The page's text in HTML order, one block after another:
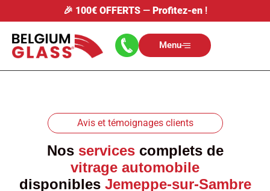
🎉 100€ OFFERTS— Profitez-en!
Menu
Avis et témoignages clients
Nos servicescomplets de
vitrage automobile
disponibles Jemeppe-sur-Sambre